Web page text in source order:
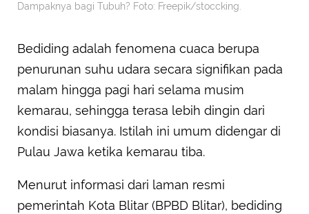
Dampaknya bagi Tubuh? Foto: Freepik/stoccking.
Bediding adalah fenomena cuaca berupa
penurunan suhu udara secara signifikan pada
malam hingga pagi hari selama musim
kemarau, sehingga terasa lebih dingin dari
kondisi biasanya. Istilah ini umum didengar di
Pulau Jawa ketika kemarau tiba.
Menurut informasi dari laman resmi
pemerintah Kota Blitar (BPBD Blitar), bediding